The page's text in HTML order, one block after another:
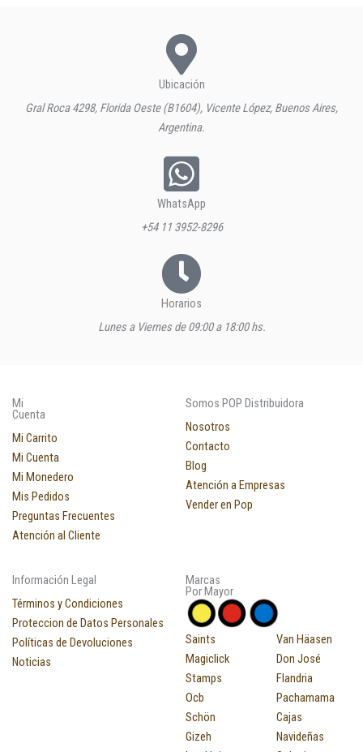
Ubicación
Gral Roca 4298, Florida Oeste (B1604), Vicente López, Buenos Aires,
Argentina.
WhatsApp
+54 11 3952-8296
Horarios
Lunes a Viernes de 09:00 a 18:00 hs.
Mi
Cuenta
Mi Carrito
Mi Cuenta
Mi Monedero
Mis Pedidos
Preguntas Frecuentes
Atención al Cliente
Somos POP Distribuidora
Nosotros
Contacto
Blog
Atención a Empresas
Vender en Pop
Información Legal
Términos y Condiciones
Proteccion de Datos Personales
Políticas de Devoluciones
Noticias
Marcas
Por Mayor
Saints
Magiclick
Stamps
Ocb
Schön
Gizeh
Van Häasen
Don José
Flandria
Pachamama
Cajas
Navideñas